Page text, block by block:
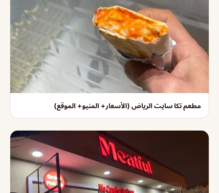
مطعم تكا سايت الرياض (الأسعار+ المنيو+ الموقع)